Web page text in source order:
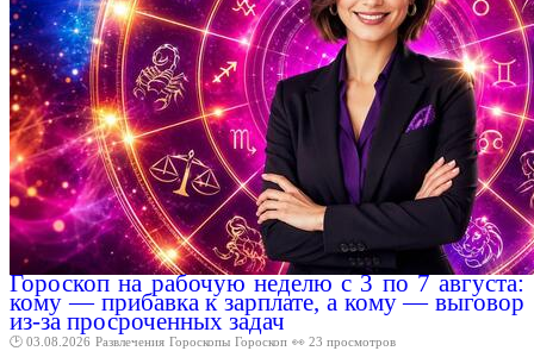
Гороскоп на рабочую неделю с 3 по 7 августа:
кому — прибавка к зарплате, а кому — выговор
из-за просроченных задач
🕑 03.08.2026 Развлечения Гороскопы Гороскоп 👀 23 просмотров